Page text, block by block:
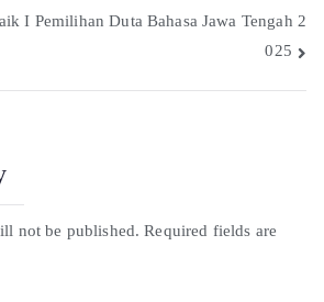
I Pemilihan Duta Bahasa Jawa Tengah 2
025
not be published. Required fields are